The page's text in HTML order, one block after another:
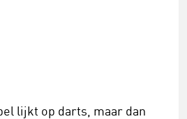
lijkt op darts, maar dan